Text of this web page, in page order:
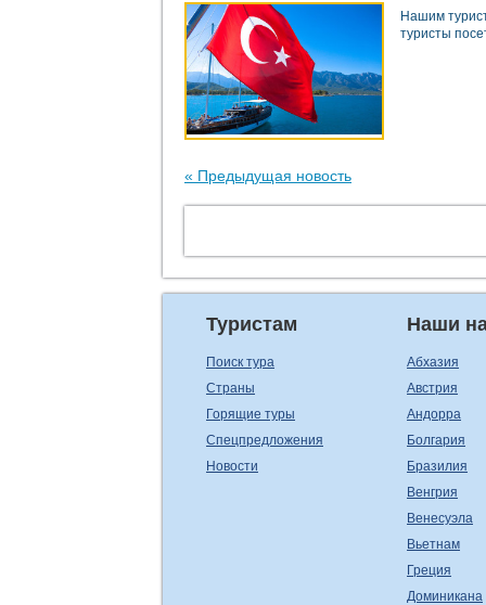
Нашим
туристы
« Предыдущая новость
Туристам
Поиск тура
Страны
Горящие туры
Спецпредложения
Новости
Наши
Абхазия
Австрия
Андорра
Болгария
Бразилия
Венгрия
Венесуэла
Вьетнам
Греция
Доминикана